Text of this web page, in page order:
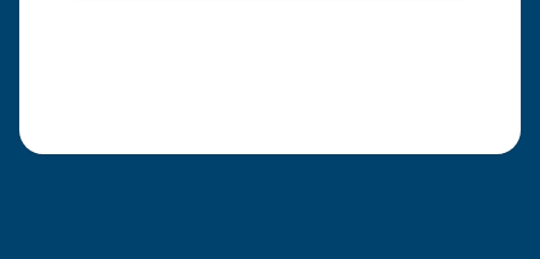
聞こえるもの3つ